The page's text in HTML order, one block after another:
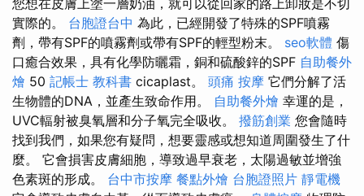
您想在皮膚上塗一層奶油，就可以從回家的路上卸妝是不切
實際的。 台胞證台中 為此，已經開發了特殊的SPF噴霧
劑，帶有SPF的噴霧劑或帶有SPF的輕型粉末。 seo軟體 傷
口癒合效果，具有化學防曬霜，銅和硫酸鋅的SPF 自助餐外
燴 50 記帳士 教科書 cicaplast。 頭痛 按摩 它們分解了活
生物體的DNA，並產生致命作用。 自助餐外燴 幸運的是，
UVC輻射被臭氧層和分子氧完全吸收。 撥筋創業 您會隨時
找到我們，如果您有疑問，想要靈感或想知道周圍發生了什
麼。 它會損害皮膚細胞，導致過早衰老，太陽過敏並增強
色素斑的形成。 台中市按摩 餐點外燴 台胞證照片 靜電機